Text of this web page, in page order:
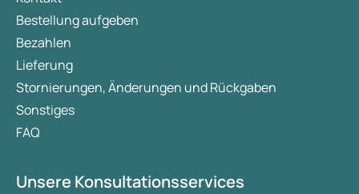
Bestellung aufgeben
Bezahlen
Lieferung
Stornierungen, Änderungen und Rückgaben
Sonstiges
FAQ
Unsere Konsultationsservices